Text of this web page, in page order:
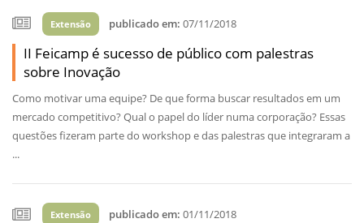
Extensão publicado em: 07/11/2018
II Feicamp é sucesso de público com palestras
sobre Inovação
Como motivar uma equipe? De que forma buscar resultados em um
mercado competitivo? Qual o papel do líder numa corporação? Essas
questões fizeram parte do workshop e das palestras que integraram a
...
Extensão publicado em: 01/11/2018